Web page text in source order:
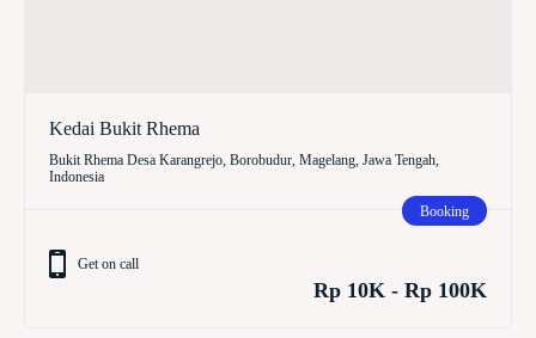
Kedai Bukit Rhema
Bukit Rhema Desa Karangrejo, Borobudur, Magelang, Jawa Tengah,
Indonesia
Booking
Get on call
Rp 10K - Rp 100K